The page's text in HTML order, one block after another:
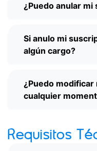
¿Puedo anular mi
Si anulo mi
algún cargo?
¿Puedo
cualquier
Requisitos